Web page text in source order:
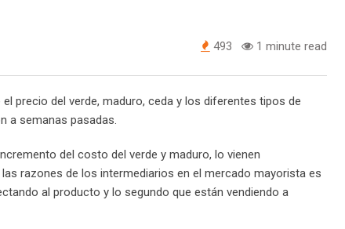
493 1 minute read
precio del verde, maduro, ceda y los diferentes tipos de
a semanas pasadas.
del costo del verde y maduro, lo vienen
razones de los intermediarios en el mercado mayorista es
al producto y lo segundo que están vendiendo a